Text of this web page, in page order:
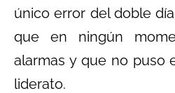
único error del doble
que en ningún
alarmas y que no puso
liderato.